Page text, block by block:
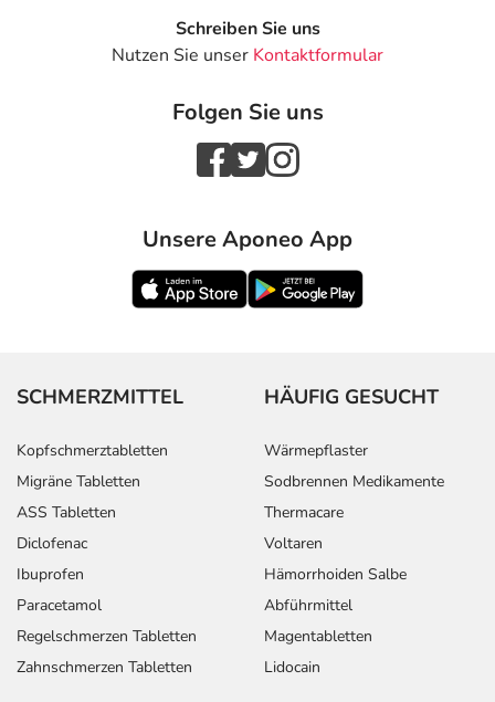
Schreiben Sie uns
Nutzen Sie unser Kontaktformular
Folgen Sie uns
Unsere Aponeo App
SCHMERZMITTEL
Kopfschmerztabletten
Migräne Tabletten
ASS Tabletten
Diclofenac
Ibuprofen
Paracetamol
Regelschmerzen Tabletten
Zahnschmerzen Tabletten
HÄUFIG GESUCHT
Wärmepflaster
Sodbrennen Medikamente
Thermacare
Voltaren
Hämorrhoiden Salbe
Abführmittel
Magentabletten
Lidocain